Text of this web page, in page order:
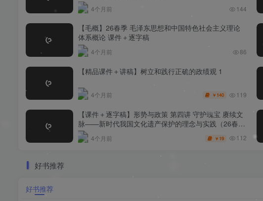
4个月前 144
【毛概】26春季 毛泽东思想和中国特色社会主义理论
体系概论 课件＋逐字稿
4个月前 86
【精品课件＋讲稿】树立和践行正确的政绩观 1
4个月前 ￥ 140 119
【课件＋逐字稿】形势与政策 第四讲 守护瑰宝 赓续文
脉——新时代我国文化遗产保护的理念与实践（26春季
时事报告）
4个月前 ￥ 19 112
好书推荐
好书推荐